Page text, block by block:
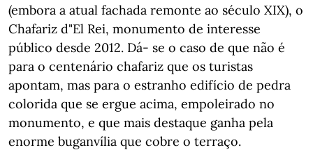
(embora a atual fachada remonte ao século XIX), o
Chafariz d"El Rei, monumento de interesse
público desde 2012. Dá- se o caso de que não é
para o centenário chafariz que os turistas
apontam, mas para o estranho edifício de pedra
colorida que se ergue acima, empoleirado no
monumento, e que mais destaque ganha pela
enorme buganvília que cobre o terraço.